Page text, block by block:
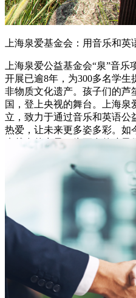
上海泉爱基金会：用音乐和
上海泉爱公益基金会“泉”音
开展已逾8年，为300多名学
非物质文化遗产。孩子们的芦
国，登上央视的舞台。上海
立，致力于通过音乐和英语公
热爱，让未来更多姿多彩。如
来越多的力量，为更多的孩